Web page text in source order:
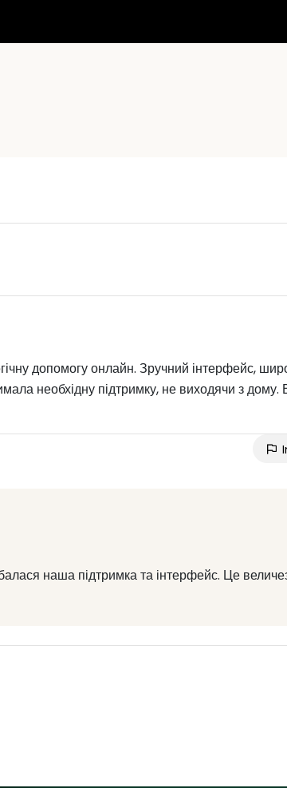
допомогу онлайн. Зручний інтерфейс,
необхідну підтримку, не виходячи з дому.
наша підтримка та інтерфейс. Це